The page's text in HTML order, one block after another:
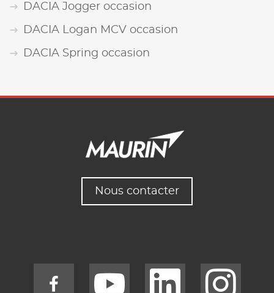
DACIA Jogger occasion
DACIA Logan MCV occasion
DACIA Spring occasion
Nous contacter